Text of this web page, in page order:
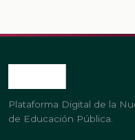
Plataforma Digital de la
de Educación Pública.